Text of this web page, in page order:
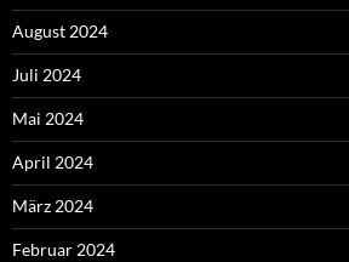
August 2024
Juli 2024
Mai 2024
April 2024
März 2024
Februar 2024